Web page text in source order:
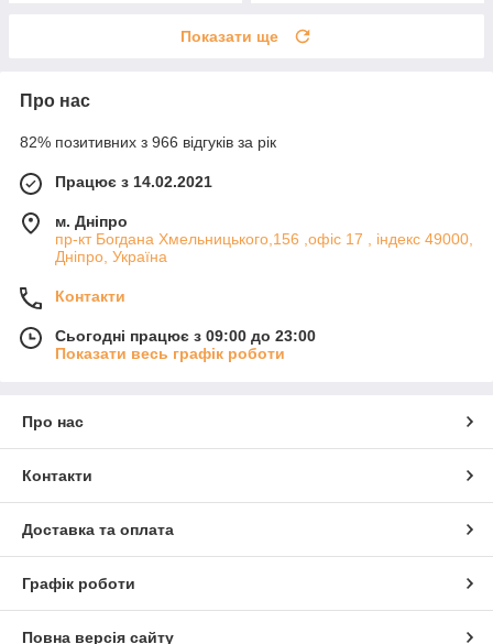
Показати ще
Про нас
82% позитивних з 966 відгуків за рік
Працює з 14.02.2021
м. Дніпро
пр-кт Богдана Хмельницького,156 ,офіс 17 , індекс 49000,
Дніпро, Україна
Контакти
Сьогодні працює з 09:00 до 23:00
Показати весь графік роботи
Про нас
Контакти
Доставка та оплата
Графік роботи
Повна версія сайту